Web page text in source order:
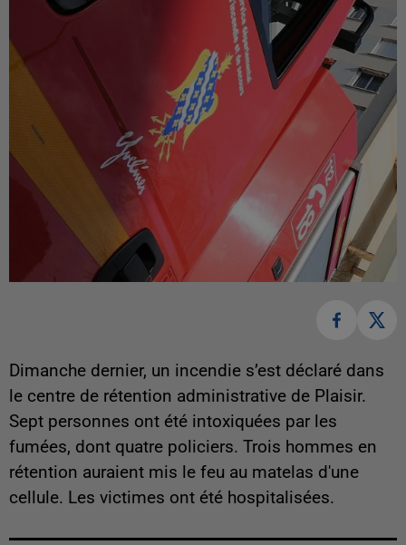
Dimanche dernier, un incendie s’est déclaré dans
le centre de rétention administrative de Plaisir.
Sept personnes ont été intoxiquées par les
fumées, dont quatre policiers. Trois hommes en
rétention auraient mis le feu au matelas d'une
cellule. Les victimes ont été hospitalisées.